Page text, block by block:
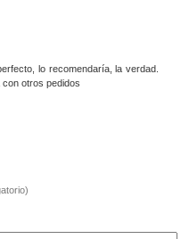
lo recomendaría, la verdad.
otros pedidos